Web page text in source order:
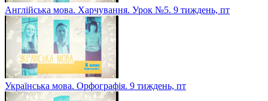
Англійська мова. Харчування. Урок №5. 9 тиждень, пт
Українська мова. Орфографія. 9 тиждень, пт